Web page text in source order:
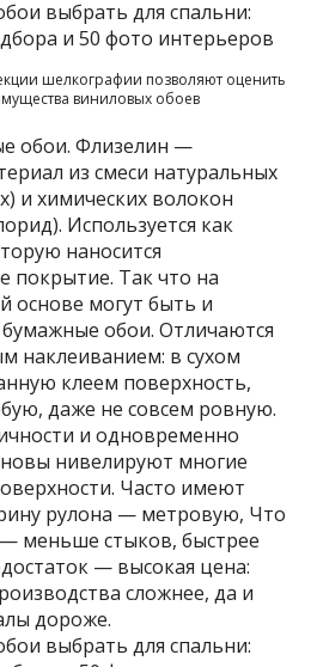
шелкографии позволяют оценить
виниловых обоев
обои. Флизелин —
из смеси натуральных
и химических волокон
Используется как
наносится
покрытие. Так что на
основе могут быть и
обои. Отличаются
наклеиванием: в сухом
клеем поверхность,
даже не совсем ровную.
и одновременно
нивелируют многие
Часто имеют
рулона — метровую, Что
меньше стыков, быстрее
— высокая цена:
сложнее, да и
дороже.